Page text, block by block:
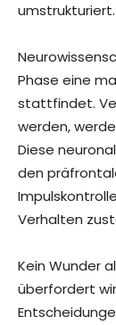
umstrukturiert.
Phase eine
stattfindet.
werden,
Diese
den
Verhalten
Kein Wunder
überfordert